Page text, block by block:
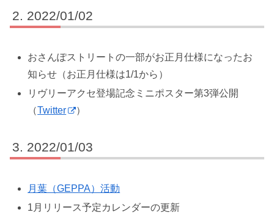
2022/01/02
おさんぽストリートの一部がお正月仕様になったお
知らせ（お正月仕様は1/1から）
リヴリーアクセ登場記念ミニポスター第3弾公開
（Twitter ）
2022/01/03
月葉（GEPPA）活動
1月リリース予定カレンダーの更新